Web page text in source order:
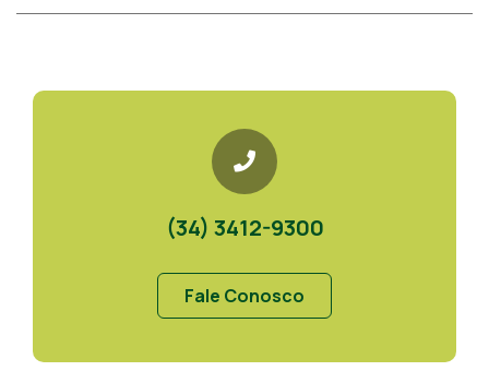
(34) 3412-9300
Fale Conosco